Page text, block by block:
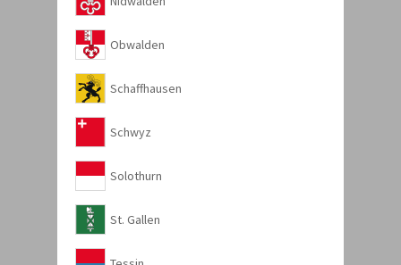
Obwalden
Schaffhausen
Schwyz
Solothurn
St. Gallen